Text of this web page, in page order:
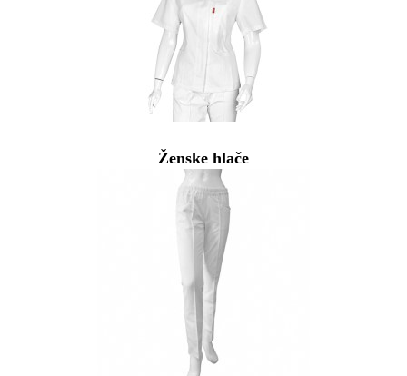
Ženske hlače